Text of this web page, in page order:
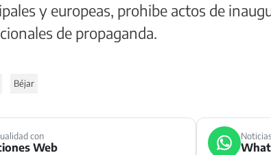
y europeas, prohibe actos de
de propaganda.
Béjar
con
Web